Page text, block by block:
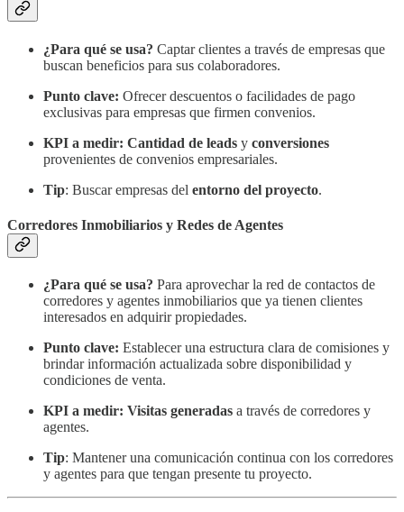
¿Para qué se usa? Captar clientes a través de empresas que
buscan beneficios para sus colaboradores.
Punto clave: Ofrecer descuentos o facilidades de pago
exclusivas para empresas que firmen convenios.
KPI a medir: Cantidad de leads y conversiones
provenientes de convenios empresariales.
Tip: Buscar empresas del entorno del proyecto.
Corredores Inmobiliarios y Redes de Agentes
¿Para qué se usa? Para aprovechar la red de contactos de
corredores y agentes inmobiliarios que ya tienen clientes
interesados en adquirir propiedades.
Punto clave: Establecer una estructura clara de comisiones y
brindar información actualizada sobre disponibilidad y
condiciones de venta.
KPI a medir: Visitas generadas a través de corredores y
agentes.
Tip: Mantener una comunicación continua con los corredores
y agentes para que tengan presente tu proyecto.